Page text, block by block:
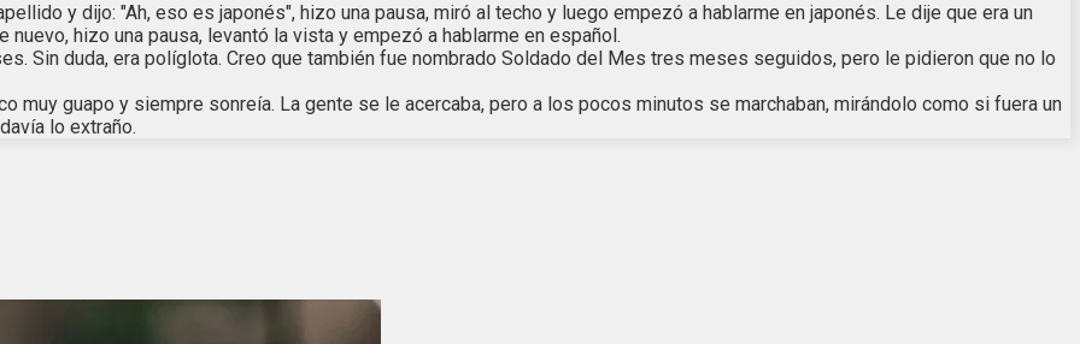
y dijo: "Ah, eso es japonés", hizo una pausa, miró al techo y luego empezó a hablarme en japonés. Le dije que era un
hizo una pausa, levantó la vista y empezó a hablarme en español.
Sin duda, era políglota. Creo que también fue nombrado Soldado del Mes tres meses seguidos, pero le pidieron que no lo
muy guapo y siempre sonreía. La gente se le acercaba, pero a los pocos minutos se marchaban, mirándolo como si fuera un
lo extraño.